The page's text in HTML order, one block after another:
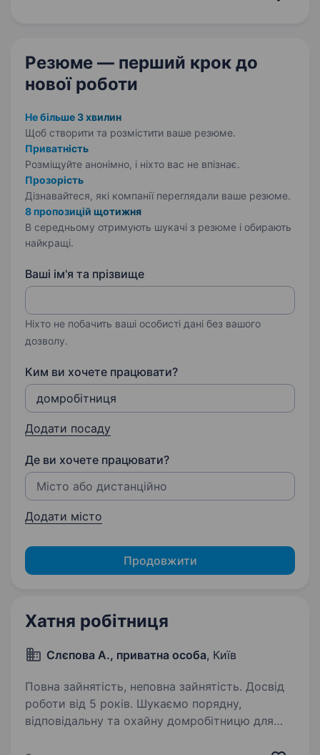
Резюме — перший крок до
нової роботи
Не більше 3 хвилин
Щоб створити та розмістити ваше резюме.
Приватність
Розміщуйте анонімно, і ніхто вас не впізнає.
Прозорість
Дізнавайтеся, які компанії переглядали ваше резюме.
8 пропозицій щотижня
В середньому отримують шукачі з резюме і обирають
найкращі.
Ваші ім'я та прізвище
Ніхто не побачить ваші особисті дані без вашого
дозволу.
Ким ви хочете працювати?
Додати посаду
Де ви хочете працювати?
Додати місто
Продовжити
Хатня робітниця
Слєпова А., приватна особа, Київ
Повна зайнятість, неповна зайнятість. Досвід
роботи від 5 років. Шукаємо порядну,
відповідальну та охайну домробітницю для